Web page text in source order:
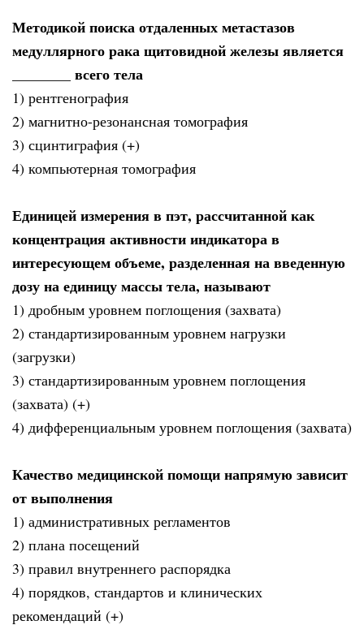
Методикой поиска отдаленных метастазов
медуллярного рака щитовидной железы является
________ всего тела
1) рентгенография
2) магнитно-резонансная томография
3) сцинтиграфия (+)
4) компьютерная томография
Единицей измерения в пэт, рассчитанной как
концентрация активности индикатора в
интересующем объеме, разделенная на введенную
дозу на единицу массы тела, называют
1) дробным уровнем поглощения (захвата)
2) стандартизированным уровнем нагрузки
(загрузки)
3) стандартизированным уровнем поглощения
(захвата) (+)
4) дифференциальным уровнем поглощения (захвата)
Качество медицинской помощи напрямую зависит
от выполнения
1) административных регламентов
2) плана посещений
3) правил внутреннего распорядка
4) порядков, стандартов и клинических
рекомендаций (+)